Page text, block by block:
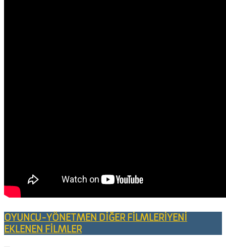
OYUNCU-YÖNETMEN DİĞER FİLMLERİYENİ
EKLENEN FİLMLER